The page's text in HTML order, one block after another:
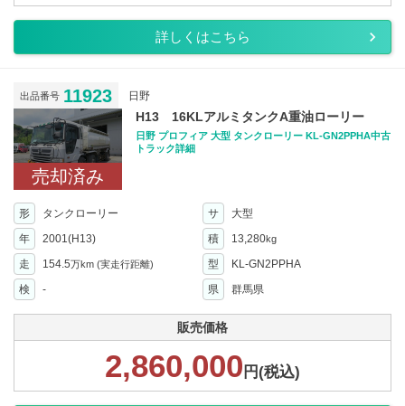
詳しくはこちら
出品番号 11923 日野
売却済み
H13 16KLアルミタンクA重油ローリー
日野 プロフィア 大型 タンクローリー KL-GN2PPHA中古
トラック詳細
形 タンクローリー サ
大型
年
2001(H13) 積 13,280kg
走 154.5万km (実走行距離) 型
KL-GN2PPHA
検
- 県 群馬県
販売価格
2,860,000 円(税込)